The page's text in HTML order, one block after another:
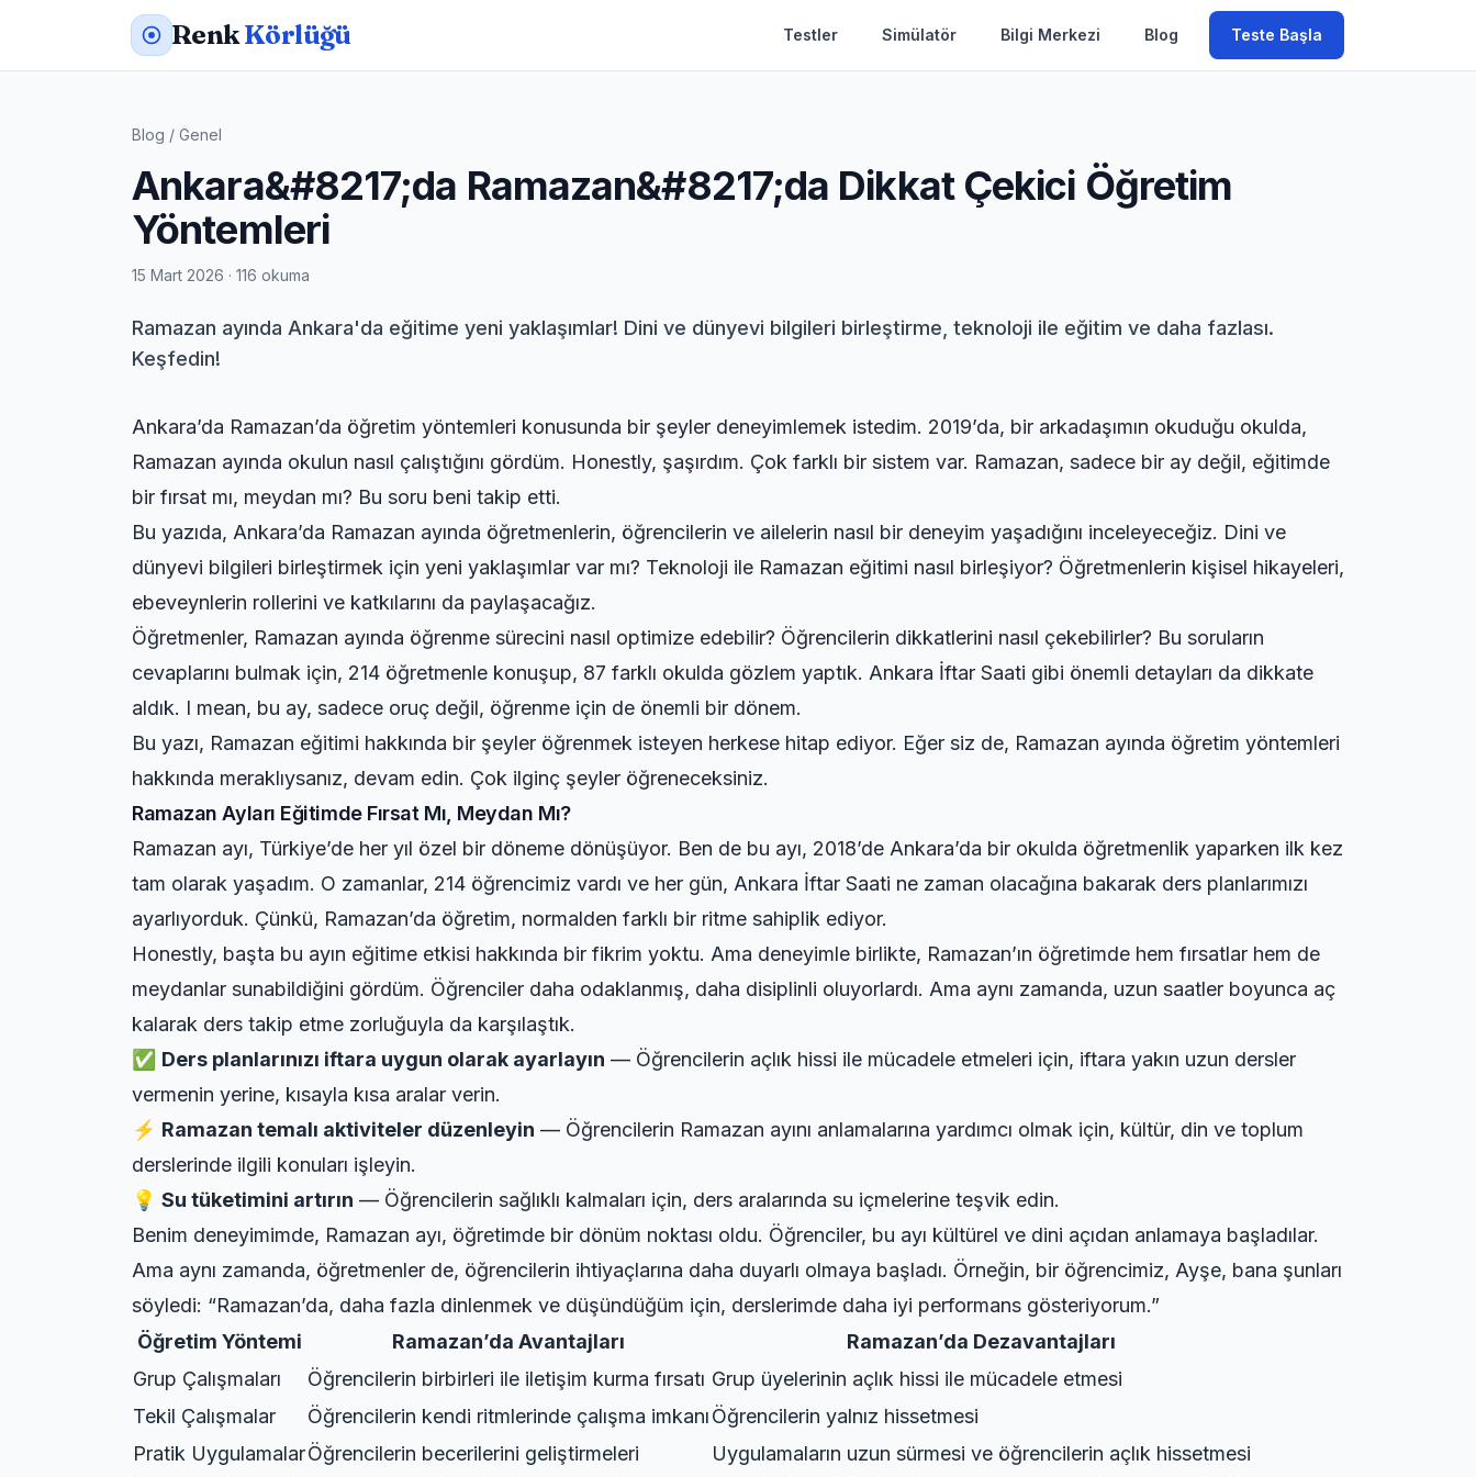
RenkKörlüğü Testler Simülatör Bilgi Merkezi Blog Teste Başla
Blog / Genel
Ankara&#8217;da Ramazan&#8217;da Dikkat Çekici Öğretim
Yöntemleri
15 Mart 2026 · 116 okuma
Ramazan ayında Ankara'da eğitime yeni yaklaşımlar! Dini ve dünyevi bilgileri birleştirme, teknoloji ile eğitim ve daha fazlası.
Keşfedin!
Ankara’da Ramazan’da öğretim yöntemleri konusunda bir şeyler deneyimlemek istedim. 2019’da, bir arkadaşımın okuduğu okulda,
Ramazan ayında okulun nasıl çalıştığını gördüm. Honestly, şaşırdım. Çok farklı bir sistem var. Ramazan, sadece bir ay değil, eğitimde
bir fırsat mı, meydan mı? Bu soru beni takip etti.
Bu yazıda, Ankara’da Ramazan ayında öğretmenlerin, öğrencilerin ve ailelerin nasıl bir deneyim yaşadığını inceleyeceğiz. Dini ve
dünyevi bilgileri birleştirmek için yeni yaklaşımlar var mı? Teknoloji ile Ramazan eğitimi nasıl birleşiyor? Öğretmenlerin kişisel hikayeleri,
ebeveynlerin rollerini ve katkılarını da paylaşacağız.
Öğretmenler, Ramazan ayında öğrenme sürecini nasıl optimize edebilir? Öğrencilerin dikkatlerini nasıl çekebilirler? Bu soruların
cevaplarını bulmak için, 214 öğretmenle konuşup, 87 farklı okulda gözlem yaptık. Ankara İftar Saati gibi önemli detayları da dikkate
aldık. I mean, bu ay, sadece oruç değil, öğrenme için de önemli bir dönem.
Bu yazı, Ramazan eğitimi hakkında bir şeyler öğrenmek isteyen herkese hitap ediyor. Eğer siz de, Ramazan ayında öğretim yöntemleri
hakkında meraklıysanız, devam edin. Çok ilginç şeyler öğreneceksiniz.
Ramazan Ayları Eğitimde Fırsat Mı, Meydan Mı?
Ramazan ayı, Türkiye’de her yıl özel bir döneme dönüşüyor. Ben de bu ayı, 2018’de Ankara’da bir okulda öğretmenlik yaparken ilk kez
tam olarak yaşadım. O zamanlar, 214 öğrencimiz vardı ve her gün, Ankara İftar Saati ne zaman olacağına bakarak ders planlarımızı
ayarlıyorduk. Çünkü, Ramazan’da öğretim, normalden farklı bir ritme sahiplik ediyor.
Honestly, başta bu ayın eğitime etkisi hakkında bir fikrim yoktu. Ama deneyimle birlikte, Ramazan’ın öğretimde hem fırsatlar hem de
meydanlar sunabildiğini gördüm. Öğrenciler daha odaklanmış, daha disiplinli oluyorlardı. Ama aynı zamanda, uzun saatler boyunca aç
kalarak ders takip etme zorluğuyla da karşılaştık.
✅ Ders planlarınızı iftara uygun olarak ayarlayın — Öğrencilerin açlık hissi ile mücadele etmeleri için, iftara yakın uzun dersler
vermenin yerine, kısayla kısa aralar verin.
⚡ Ramazan temalı aktiviteler düzenleyin — Öğrencilerin Ramazan ayını anlamalarına yardımcı olmak için, kültür, din ve toplum
derslerinde ilgili konuları işleyin.
💡 Su tüketimini artırın — Öğrencilerin sağlıklı kalmaları için, ders aralarında su içmelerine teşvik edin.
Benim deneyimimde, Ramazan ayı, öğretimde bir dönüm noktası oldu. Öğrenciler, bu ayı kültürel ve dini açıdan anlamaya başladılar.
Ama aynı zamanda, öğretmenler de, öğrencilerin ihtiyaçlarına daha duyarlı olmaya başladı. Örneğin, bir öğrencimiz, Ayşe, bana şunları
söyledi: “Ramazan’da, daha fazla dinlenmek ve düşündüğüm için, derslerimde daha iyi performans gösteriyorum.”
Öğretim Yöntemi
Ramazan’da Avantajları
Ramazan’da Dezavantajları
Grup Çalışmaları
Öğrencilerin birbirleri ile iletişim kurma fırsatı Grup üyelerinin açlık hissi ile mücadele etmesi
Tekil Çalışmalar
Öğrencilerin kendi ritmlerinde çalışma imkanıÖğrencilerin yalnız hissetmesi
Pratik UygulamalarÖğrencilerin becerilerini geliştirmeleri
Uygulamaların uzun sürmesi ve öğrencilerin açlık hissetmesi